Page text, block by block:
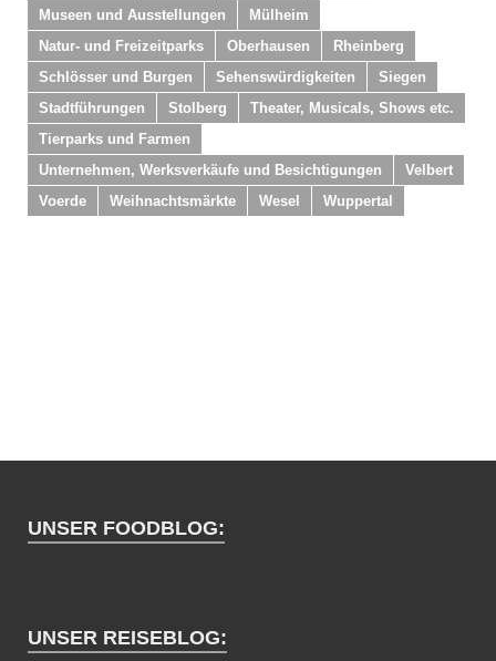
Museen und Ausstellungen
Mülheim
Natur- und Freizeitparks
Oberhausen
Rheinberg
Schlösser und Burgen
Sehenswürdigkeiten
Siegen
Stadtführungen
Stolberg
Theater, Musicals, Shows etc.
Tierparks und Farmen
Unternehmen, Werksverkäufe und Besichtigungen
Velbert
Voerde
Weihnachtsmärkte Wesel Wuppertal
UNSER FOODBLOG:
UNSER REISEBLOG: